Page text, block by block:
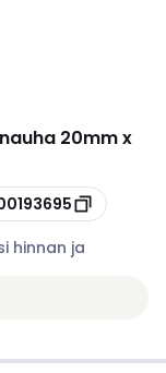
20mm x
hinnan ja